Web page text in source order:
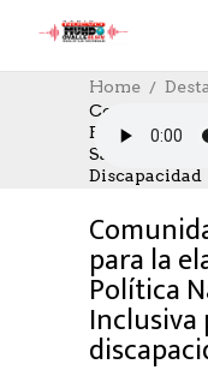
Home
Comunidad
Elaboración
Salud
Discapacidad
DESTACADOS
AUTHOR:
0 COMMENTS
para la
Política
Inclusiva